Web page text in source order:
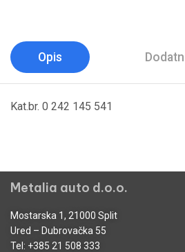
Opis
Kat.br. 0 242 145 541
Metalia auto d.o.o.
Mostarska 1, 21000 Split
Ured – Dubrovačka 55
Tel: +385 21 508 333